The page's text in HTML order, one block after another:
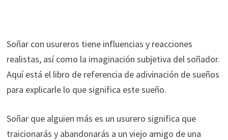
Soñar con usureros tiene influencias y reacciones
realistas, así como la imaginación subjetiva del soñador.
Aquí está el libro de referencia de adivinación de sueños
para explicarle lo que significa este sueño.
Soñar que alguien más es un usurero significa que
traicionarás y abandonarás a un viejo amigo de una